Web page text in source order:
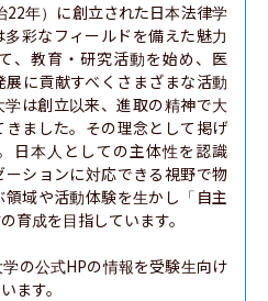
22年）に創立された日本法律学
彩なフィールドを備えた魅力
、教育・研究活動を始め、医
に貢献すべくさまざまな活動
は創立以来、進取の精神で大
ました。その理念として掲げ
日本人としての主体性を認識
ションに対応できる視野で物
域や活動体験を生かし「自主
育成を目指しています。
の公式HPの情報を受験生向け
ます。